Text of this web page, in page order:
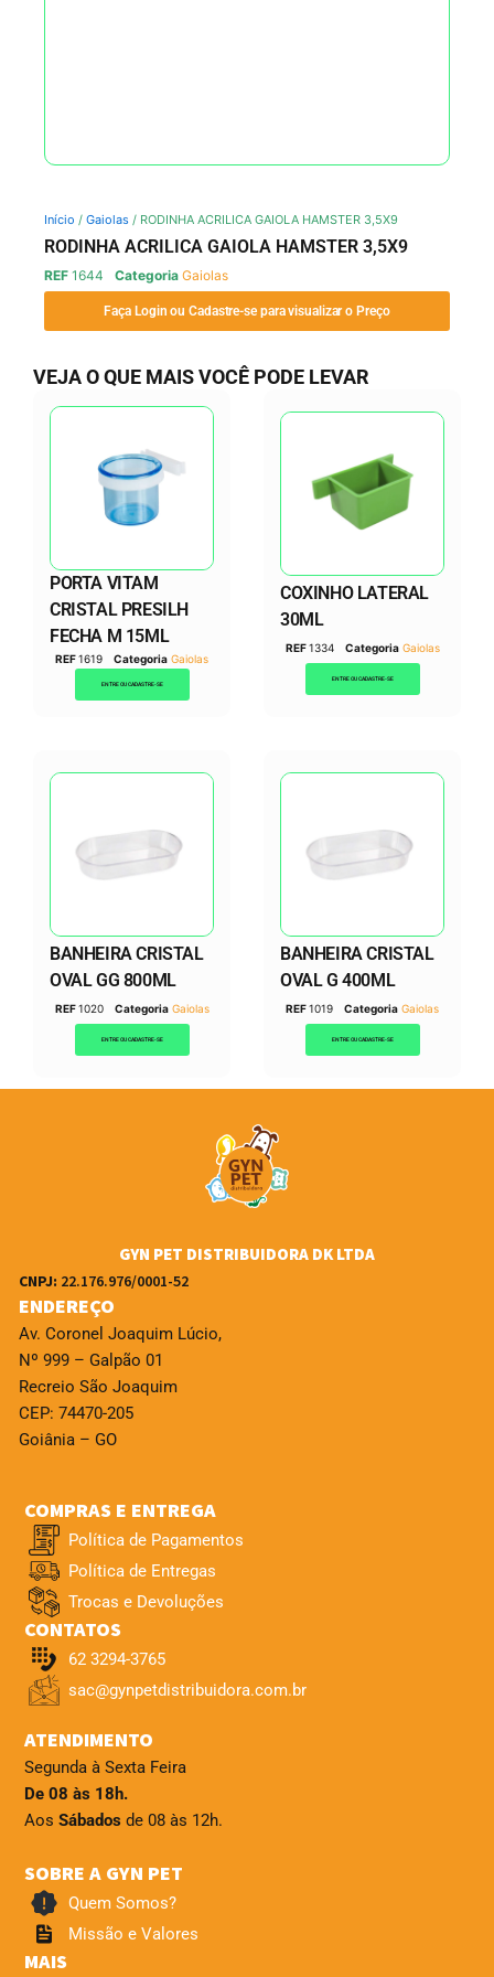
Início / Gaiolas / RODINHA ACRILICA GAIOLA HAMSTER 3,5X9
RODINHA ACRILICA GAIOLA HAMSTER 3,5X9
REF 1644 Categoria Gaiolas
Faça Login ou Cadastre-se para visualizar o Preço
VEJA O QUE MAIS VOCÊ PODE LEVAR
PORTA VITAM
CRISTAL PRESILH
FECHA M 15ML
REF1619 Categoria Gaiolas
ENTRE OU CADASTRE-SE
COXINHO LATERAL
30ML
REF1334 Categoria Gaiolas
ENTRE OU CADASTRE-SE
BANHEIRA CRISTAL
OVAL GG 800ML
REF1020 Categoria Gaiolas
ENTRE OU CADASTRE-SE
BANHEIRA CRISTAL
OVAL G 400ML
REF1019 Categoria Gaiolas
ENTRE OU CADASTRE-SE
GYN PET DISTRIBUIDORA DK LTDA
CNPJ: 22.176.976/0001-52
ENDEREÇO
Av. Coronel Joaquim Lúcio,
Nº 999 – Galpão 01
Recreio São Joaquim
CEP: 74470-205
Goiânia – GO
COMPRAS E ENTREGA
Política de Pagamentos
Política de Entregas
Trocas e Devoluções
CONTATOS
62 3294-3765
sac@gynpetdistribuidora.com.br
ATENDIMENTO
Segunda à Sexta Feira
De 08 às 18h.
Aos Sábados de 08 às 12h.
SOBRE A GYN PET
Quem Somos?
Missão e Valores
MAIS